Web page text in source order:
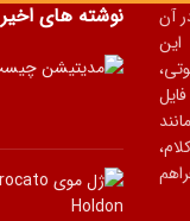
آن
نوشته های اخیر